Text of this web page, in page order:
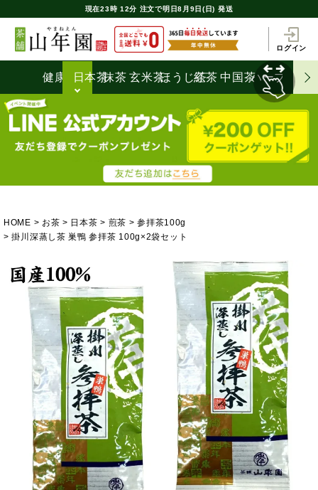
現在23時 12分 注文で明日8月9日(日) 発送
ログイン
健康茶日本茶抹茶 玄米茶ほうじ茶
紅茶 中国茶ハーブティ
HOME お茶 日本茶 煎茶
参拝茶100g
掛川深蒸し茶 巣鴨 参拝茶 100g×2袋セット